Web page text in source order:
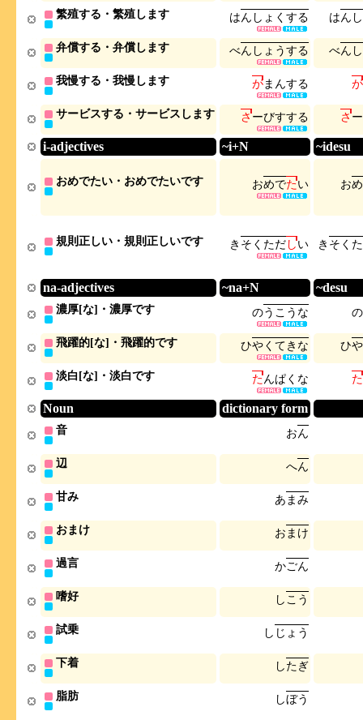
繁殖する・繁殖します はん し ょ く する はん し
弁償する・弁償します べん し ょ うする べん し
我慢する・我慢します がま んする が
サービスする・サービスします さーびすする さー
i-adjectives ~i+N ~idesu
おめでたい・おめでたいです おめでたい おめ
規則正しい・規則正しいです き そ く ただしい き そ く た
na-adjectives ~na+N ~desu
濃厚[な]・濃厚です のう こ う な の
飛躍的[な]・飛躍的です ひやく てき な ひや
淡白[な]・淡白です たんぱく な た
Noun dictionary form
音 おん
辺 へん
甘み あ まみ
おまけ お ま け
過言 かごん
嗜好 し こ う
試乗 し じ ょ う
下着 したぎ
脂肪 しぼう